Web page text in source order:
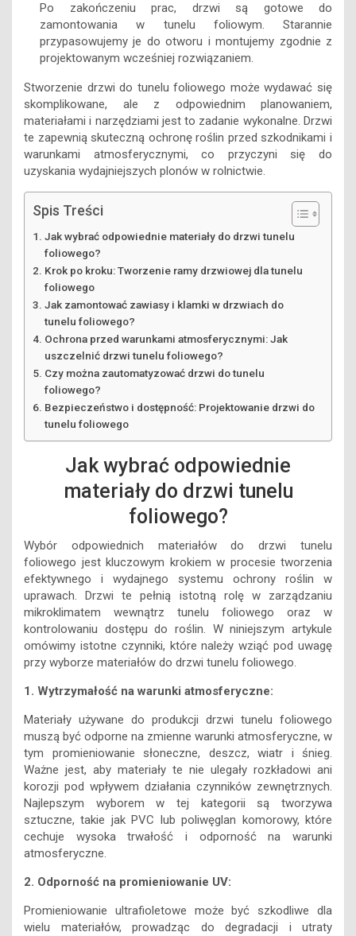
Po zakończeniu prac, drzwi są gotowe do
zamontowania w tunelu foliowym. Starannie
przypasowujemy je do otworu i montujemy zgodnie z
projektowanym wcześniej rozwiązaniem.
Stworzenie drzwi do tunelu foliowego może wydawać się
skomplikowane, ale z odpowiednim planowaniem,
materiałami i narzędziami jest to zadanie wykonalne. Drzwi
te zapewnią skuteczną ochronę roślin przed szkodnikami i
warunkami atmosferycznymi, co przyczyni się do
uzyskania wydajniejszych plonów w rolnictwie.
Spis Treści
Jak wybrać odpowiednie materiały do drzwi tunelu
foliowego?
Krok po kroku: Tworzenie ramy drzwiowej dla tunelu
foliowego
Jak zamontować zawiasy i klamki w drzwiach do
tunelu foliowego?
Ochrona przed warunkami atmosferycznymi: Jak
uszczelnić drzwi tunelu foliowego?
Czy można zautomatyzować drzwi do tunelu
foliowego?
Bezpieczeństwo i dostępność: Projektowanie drzwi do
tunelu foliowego
Jak wybrać odpowiednie
materiały do drzwi tunelu
foliowego?
Wybór odpowiednich materiałów do drzwi tunelu
foliowego jest kluczowym krokiem w procesie tworzenia
efektywnego i wydajnego systemu ochrony roślin w
uprawach. Drzwi te pełnią istotną rolę w zarządzaniu
mikroklimatem wewnątrz tunelu foliowego oraz w
kontrolowaniu dostępu do roślin. W niniejszym artykule
omówimy istotne czynniki, które należy wziąć pod uwagę
przy wyborze materiałów do drzwi tunelu foliowego.
1. Wytrzymałość na warunki atmosferyczne:
Materiały używane do produkcji drzwi tunelu foliowego
muszą być odporne na zmienne warunki atmosferyczne, w
tym promieniowanie słoneczne, deszcz, wiatr i śnieg.
Ważne jest, aby materiały te nie ulegały rozkładowi ani
korozji pod wpływem działania czynników zewnętrznych.
Najlepszym wyborem w tej kategorii są tworzywa
sztuczne, takie jak PVC lub poliwęglan komorowy, które
cechuje wysoka trwałość i odporność na warunki
atmosferyczne.
2. Odporność na promieniowanie UV:
Promieniowanie ultrafioletowe może być szkodliwe dla
wielu materiałów, prowadząc do degradacji i utraty